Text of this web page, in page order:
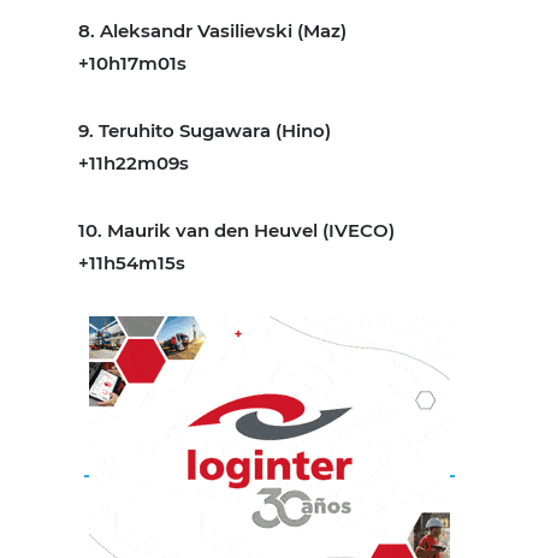
8. Aleksandr Vasilievski (Maz)
+10h17m01s
9. Teruhito Sugawara (Hino)
+11h22m09s
10. Maurik van den Heuvel (IVECO)
+11h54m15s